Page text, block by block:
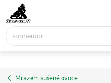
na
obsah
Mrazem sušené ovoce